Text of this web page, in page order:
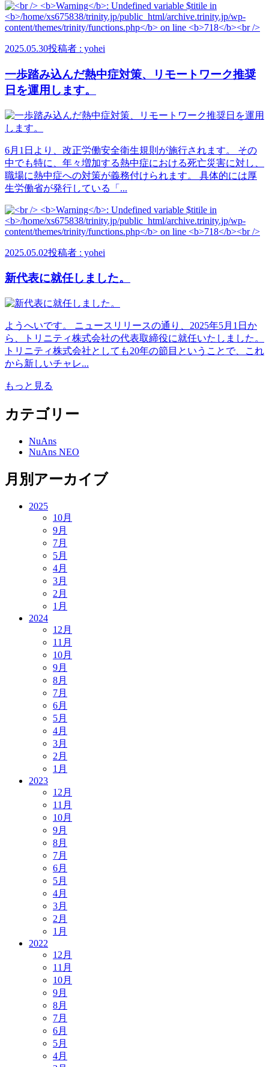
2025.05.30投稿者 : yohei
一歩踏み込んだ熱中症対策、リモートワーク推奨
日を運用します。
6月1日より、改正労働安全衛生規則が施行されます。 その
中でも特に、年々増加する熱中症における死亡災害に対し、
職場に熱中症への対策が義務付けられます。 具体的には厚
生労働省が発行している「...
2025.05.02投稿者 : yohei
新代表に就任しました。
ようへいです。 ニュースリリースの通り、2025年5月1日か
ら、トリニティ株式会社の代表取締役に就任いたしました。
トリニティ株式会社としても20年の節目ということで、これ
から新しいチャレ...
もっと見る
カテゴリー
NuAns
NuAns NEO
月別アーカイブ
2025
10月
9月
7月
5月
4月
3月
2月
1月
2024
12月
11月
10月
9月
8月
7月
6月
5月
4月
3月
2月
1月
2023
12月
11月
10月
9月
8月
7月
6月
5月
4月
3月
2月
1月
2022
12月
11月
10月
9月
8月
7月
6月
5月
4月